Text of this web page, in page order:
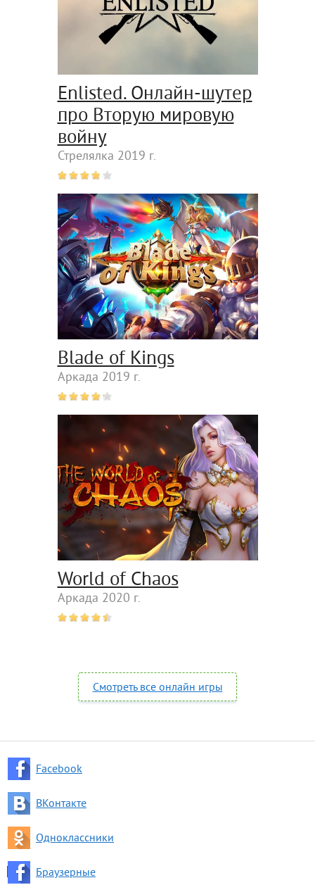
Enlisted. Онлайн-шутер
про Вторую мировую
войну
Стрелялка 2019 г.
Blade of Kings
Аркада 2019 г.
World of Chaos
Аркада 2020 г.
Смотреть все онлайн игры
Facebook
ВКонтакте
Одноклассники
Браузерные